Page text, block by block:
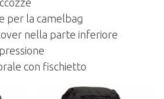
per la camelbag
nella parte inferiore
con fischietto